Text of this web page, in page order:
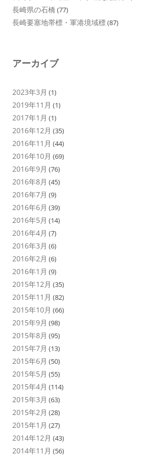
長崎県の石橋 (77)
長崎要塞地帯標・軍港境域標(87)
アーカイブ
2023年3月 (1)
2019年11月 (1)
2017年1月 (1)
2016年12月 (35)
2016年11月 (44)
2016年10月 (69)
2016年9月 (76)
2016年8月 (45)
2016年7月 (9)
2016年6月 (39)
2016年5月 (14)
2016年4月 (7)
2016年3月 (6)
2016年2月 (6)
2016年1月 (9)
2015年12月 (35)
2015年11月 (82)
2015年10月 (66)
2015年9月 (98)
2015年8月 (95)
2015年7月 (13)
2015年6月 (50)
2015年5月 (55)
2015年4月 (114)
2015年3月 (63)
2015年2月 (28)
2015年1月 (27)
2014年12月 (43)
2014年11月 (56)